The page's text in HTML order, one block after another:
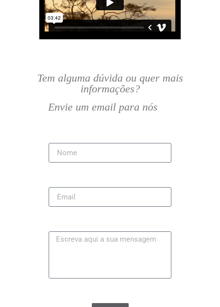
Tem alguma dúvida ou quer mais
informações?
Envie um email para nós